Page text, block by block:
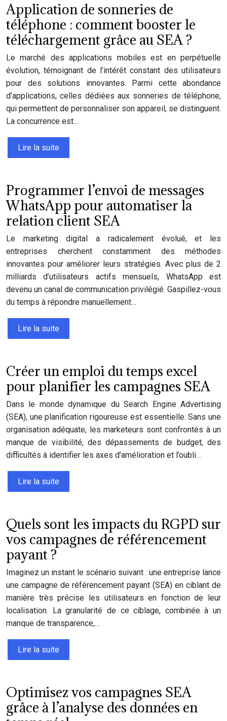
Application de sonneries de
téléphone : comment booster le
téléchargement grâce au SEA ?
Le marché des applications mobiles est en perpétuelle
évolution, témoignant de l’intérêt constant des utilisateurs
pour des solutions innovantes. Parmi cette abondance
d’applications, celles dédiées aux sonneries de téléphone,
qui permettent de personnaliser son appareil, se distinguent.
La concurrence est…
Lire la suite
Programmer l’envoi de messages
WhatsApp pour automatiser la
relation client SEA
Le marketing digital a radicalement évolué, et les
entreprises cherchent constamment des méthodes
innovantes pour améliorer leurs stratégies. Avec plus de 2
milliards d’utilisateurs actifs mensuels, WhatsApp est
devenu un canal de communication privilégié. Gaspillez-vous
du temps à répondre manuellement…
Lire la suite
Créer un emploi du temps excel
pour planifier les campagnes SEA
Dans le monde dynamique du Search Engine Advertising
(SEA), une planification rigoureuse est essentielle. Sans une
organisation adéquate, les marketeurs sont confrontés à un
manque de visibilité, des dépassements de budget, des
difficultés à identifier les axes d’amélioration et l’oubli…
Lire la suite
Quels sont les impacts du RGPD sur
vos campagnes de référencement
payant ?
Imaginez un instant le scénario suivant : une entreprise lance
une campagne de référencement payant (SEA) en ciblant de
manière très précise les utilisateurs en fonction de leur
localisation. La granularité de ce ciblage, combinée à un
manque de transparence,…
Lire la suite
Optimisez vos campagnes SEA
grâce à l’analyse des données en